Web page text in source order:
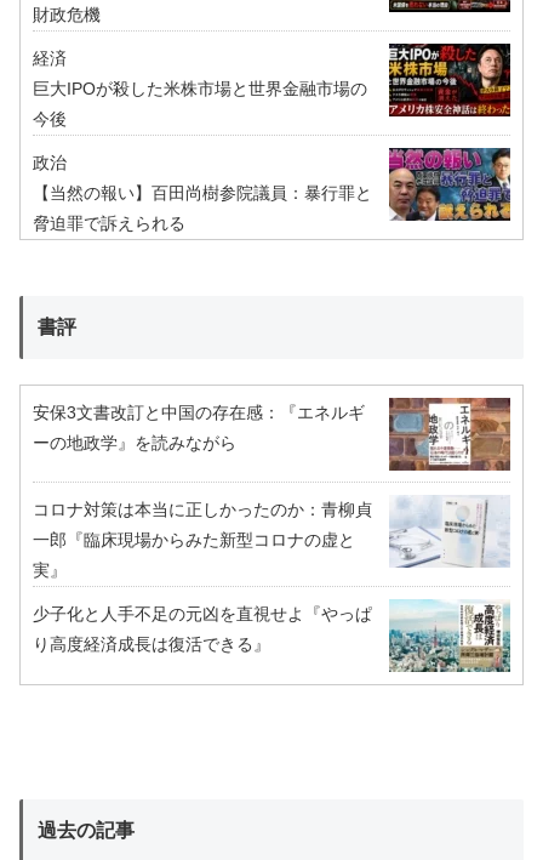
財政危機
経済
巨大IPOが殺した米株市場と世界金融市場の
今後
政治
【当然の報い】百田尚樹参院議員：暴行罪と
脅迫罪で訴えられる
書評
安保3文書改訂と中国の存在感：『エネルギ
ーの地政学』を読みながら
コロナ対策は本当に正しかったのか：青柳貞
一郎『臨床現場からみた新型コロナの虚と
実』
少子化と人手不足の元凶を直視せよ『やっぱ
り高度経済成長は復活できる』
過去の記事